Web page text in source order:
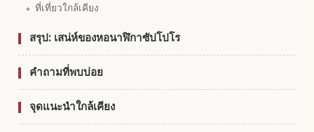
ที่เที่ยวใกล้เคียง
สรุป: เสน่ห์ของหอนาฬิกาซัปโปโร
คำถามที่พบบ่อย
จุดแนะนำใกล้เคียง